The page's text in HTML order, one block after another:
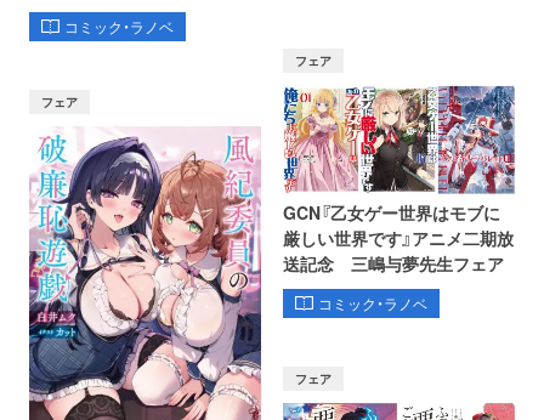
コミック・ラノベ
フェア
フェア
GCN『乙女ゲー世界はモブに
厳しい世界です』アニメ二期放
送記念 三嶋与夢先生フェア
コミック・ラノベ
フェア